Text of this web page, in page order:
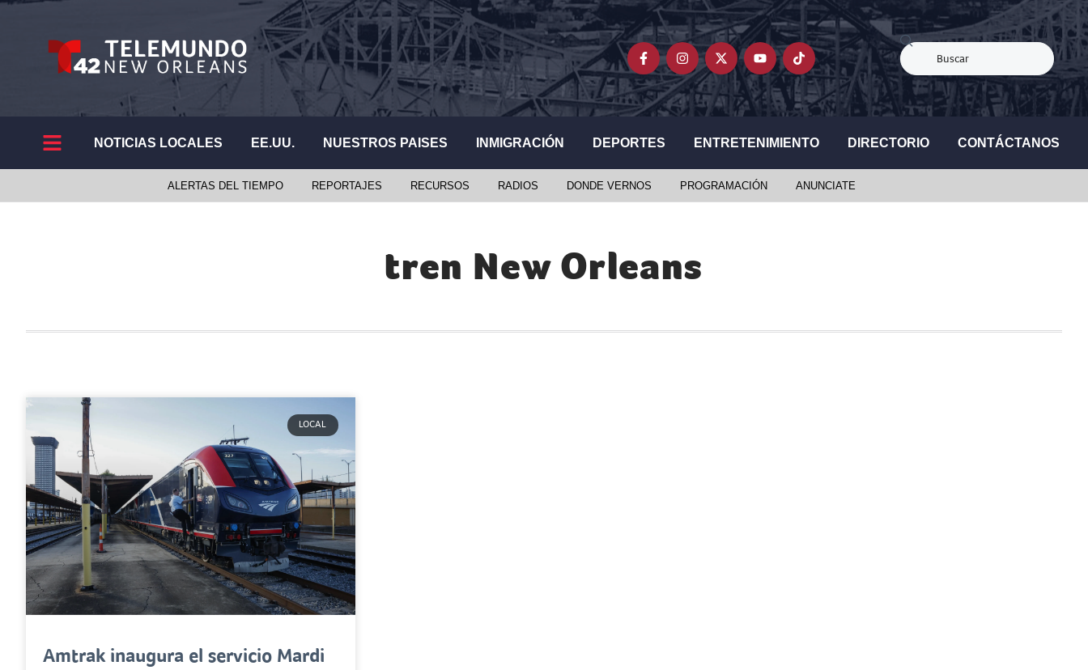
NOTICIAS LOCALES EE.UU. NUESTROS PAISES INMIGRACIÓN DEPORTES ENTRETENIMIENTO DIRECTORIO CONTÁCTANOS
ALERTAS DEL TIEMPO REPORTAJES RECURSOS RADIOS DONDE VERNOS PROGRAMACIÓN ANUNCIATE
tren New Orleans
LOCAL
Amtrak inaugura el servicio Mardi